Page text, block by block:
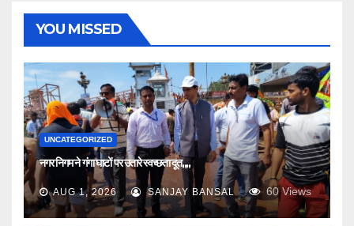
YOU MISSED
UNCATEGORIZED
नगर निगम ने गंगा घाटों पर उतारे स्वच्छता दूत,,,,
AUG 1, 2026 SANJAY BANSAL 60Views